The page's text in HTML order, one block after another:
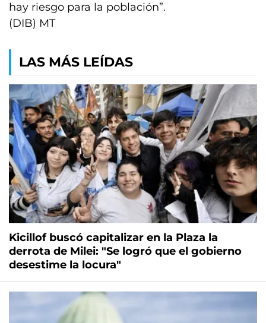
hay riesgo para la población”.
(DIB) MT
LAS MÁS LEÍDAS
Kicillof buscó capitalizar en la Plaza la
derrota de Milei: "Se logró que el gobierno
desestime la locura"